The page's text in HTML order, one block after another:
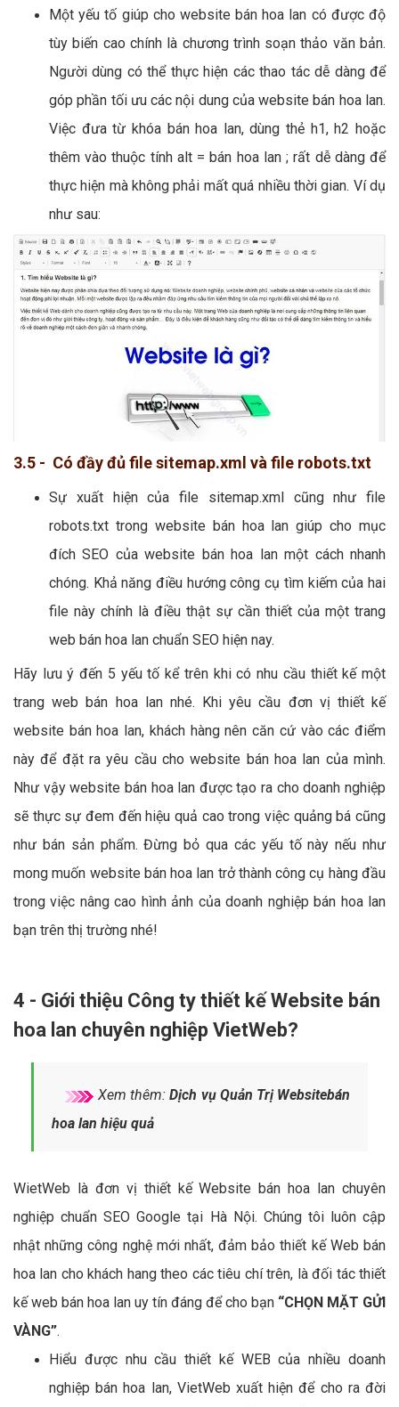
Một yếu tố giúp cho website bán hoa lan có được độ
tùy biến cao chính là chương trình soạn thảo văn bản.
Người dùng có thể thực hiện các thao tác dễ dàng để
góp phần tối ưu các nội dung của website bán hoa lan.
Việc đưa từ khóa bán hoa lan, dùng thẻ h1, h2 hoặc
thêm vào thuộc tính alt = bán hoa lan ; rất dễ dàng để
thực hiện mà không phải mất quá nhiều thời gian. Ví dụ
như sau:
3.5 - Có đầy đủ file sitemap.xml và file robots.txt
Sự xuất hiện của file sitemap.xml cũng như file
robots.txt trong website bán hoa lan giúp cho mục
đích SEO của website bán hoa lan một cách nhanh
chóng. Khả năng điều hướng công cụ tìm kiếm của hai
file này chính là điều thật sự cần thiết của một trang
web bán hoa lan chuẩn SEO hiện nay.
Hãy lưu ý đến 5 yếu tố kể trên khi có nhu cầu thiết kế một
trang web bán hoa lan nhé. Khi yêu cầu đơn vị thiết kế
website bán hoa lan, khách hàng nên căn cứ vào các điểm
này để đặt ra yêu cầu cho website bán hoa lan của mình.
Như vậy website bán hoa lan được tạo ra cho doanh nghiệp
sẽ thực sự đem đến hiệu quả cao trong việc quảng bá cũng
như bán sản phẩm. Đừng bỏ qua các yếu tố này nếu như
mong muốn website bán hoa lan trở thành công cụ hàng đầu
trong việc nâng cao hình ảnh của doanh nghiệp bán hoa lan
bạn trên thị trường nhé!
4 - Giới thiệu Công ty thiết kế Website bán
hoa lan chuyên nghiệp VietWeb?
Xem thêm:Dịch vụ Quản Trị Websitebán
hoa lan hiệu quả
WietWeb là đơn vị thiết kế Website bán hoa lan chuyên
nghiệp chuẩn SEO Google tại Hà Nội. Chúng tôi luôn cập
nhật những công nghệ mới nhất, đảm bảo thiết kế Web bán
hoa lan cho khách hang theo các tiêu chí trên, là đối tác thiết
kế web bán hoa lan uy tín đáng để cho bạn “CHỌN MẶT GỬI
VÀNG”.
Hiểu được nhu cầu thiết kế WEB của nhiều doanh
nghiệp bán hoa lan, VietWeb xuất hiện để cho ra đời